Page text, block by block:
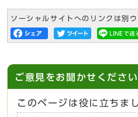
ソーシャルサイトへのリンクは別
ご意見をお聞かせください
このページは役に立ちま